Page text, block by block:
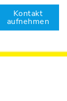
Kontakt
aufnehmen